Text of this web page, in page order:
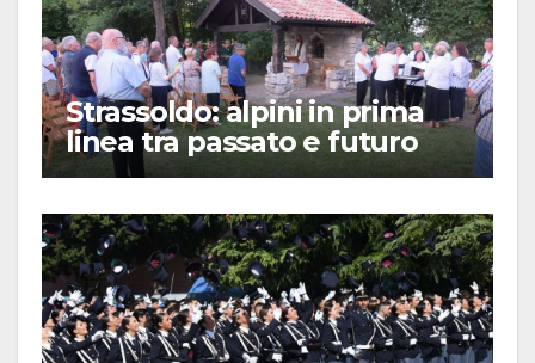
Strassoldo: alpini in prima
linea tra passato e futuro